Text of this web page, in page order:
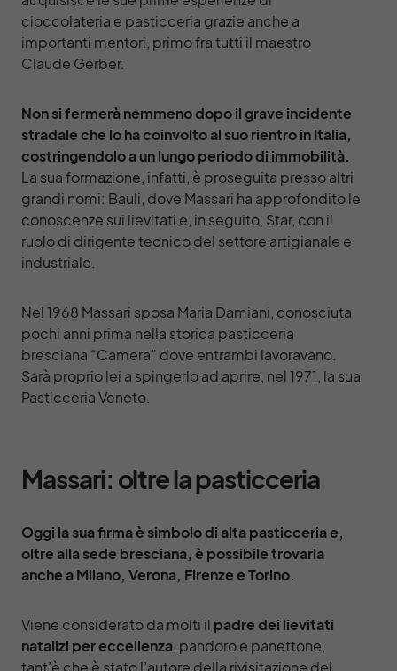
cioccolateria e pasticceria grazie anche a
importanti mentori, primo fra tutti il maestro
Claude Gerber.
Non si fermerà nemmeno dopo il grave incidente
stradale che lo ha coinvolto al suo rientro in Italia,
costringendolo a un lungo periodo di immobilità.
La sua formazione, infatti, è proseguita presso altri
grandi nomi: Bauli, dove Massari ha approfondito le
conoscenze sui lievitati e, in seguito, Star, con il
ruolo di dirigente tecnico del settore artigianale e
industriale.
Nel 1968 Massari sposa Maria Damiani, conosciuta
pochi anni prima nella storica pasticceria
bresciana “Camera” dove entrambi lavoravano.
Sarà proprio lei a spingerlo ad aprire, nel 1971, la sua
Pasticceria Veneto.
Massari: oltre la pasticceria
Oggi la sua firma è simbolo di alta pasticceria e,
oltre alla sede bresciana, è possibile trovarla
anche a Milano, Verona, Firenze e Torino.
Viene considerato da molti il padre dei lievitati
natalizi per eccellenza , pandoro e panettone,
tant’è che è stato l’autore della rivisitazione del